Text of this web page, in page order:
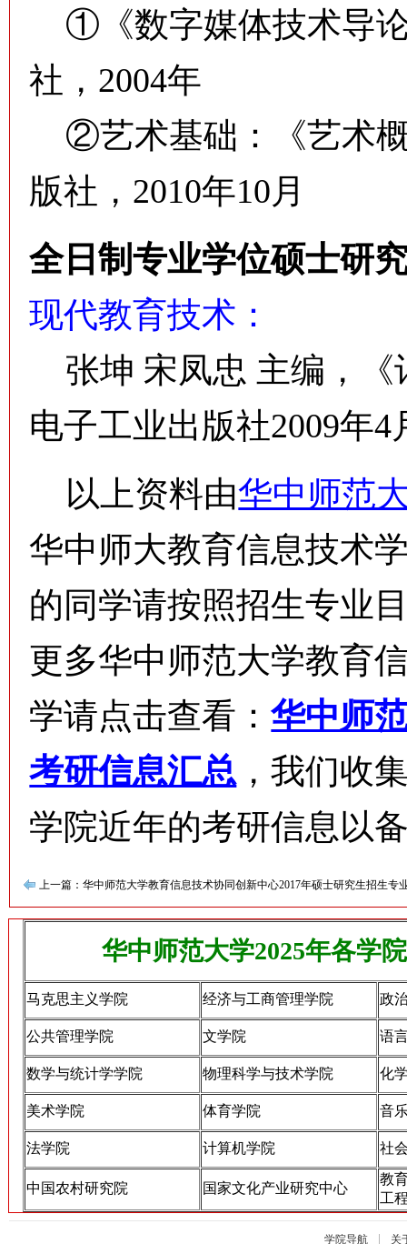
①《数字媒体技术导
社，2004年
②艺术基础：《艺术
版社，2010年10月
全日制专业学位硕士研
现代教育技术：
张坤 宋凤忠 主编，《
电子工业出版社2009年4
以上资料由华中师范
华中师大教育信息技术
的同学请按照招生专业
更多华中师范大学教育
学请点击查看：华中师
考研信息汇总 ，我们收
学院近年的考研信息以
上一篇：华中师范大学教育信息技术协同创新中心2017年硕士研究生招生专
下一篇：
华中师范大学2025年各学
马克思主义学院 经济与工商管理学院 政
公共管理学院 文学院 语
数学与统计学学院 物理科学与技术学院 化
美术学院 体育学院 音
法学院 计算机学院 社
中国农村研究院 国家文化产业研究中心
教
工
学院导航| 关